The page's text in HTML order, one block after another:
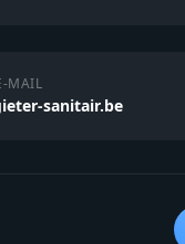
MAIL
sanitair.be